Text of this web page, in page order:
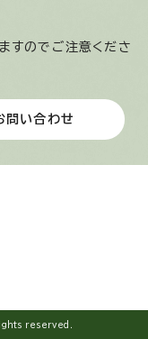
すのでご注意くださ
問い合わせ
reserved.